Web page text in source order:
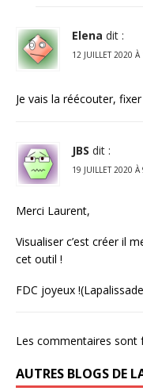
Elena dit :
12 JUILLET 2020
Je vais la réécouter,
JBS dit :
19 JUILLET 2020
Merci Laurent,
Visualiser c’est créer il
cet outil !
FDC joyeux
Les commentaires sont
AUTRES BLOGS DE